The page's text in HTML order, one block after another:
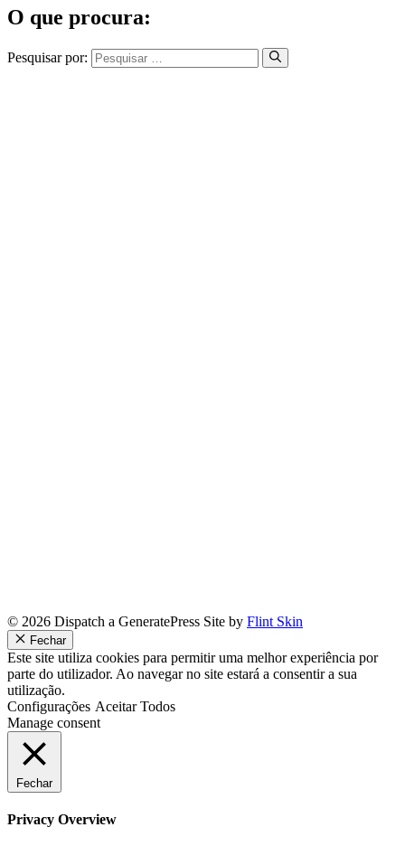
O que procura:
Pesquisar por:
© 2026 Dispatch a GeneratePress Site by Flint Skin
Fechar
Este site utiliza cookies para permitir uma melhor experiência por
parte do utilizador. Ao navegar no site estará a consentir a sua
utilização.
Configurações Aceitar Todos
Manage consent
Fechar
Privacy Overview